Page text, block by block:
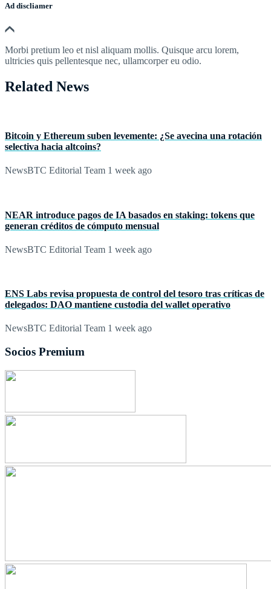
Ad discliamer
Morbi pretium leo et nisl aliquam mollis. Quisque arcu lorem,
ultricies quis pellentesque nec, ullamcorper eu odio.
Related News
Bitcoin y Ethereum suben levemente: ¿Se avecina una rotación
selectiva hacia altcoins?
NewsBTC Editorial Team 1 week ago
NEAR introduce pagos de IA basados en staking: tokens que
generan créditos de cómputo mensual
NewsBTC Editorial Team 1 week ago
ENS Labs revisa propuesta de control del tesoro tras críticas de
delegados: DAO mantiene custodia del wallet operativo
NewsBTC Editorial Team 1 week ago
Socios Premium